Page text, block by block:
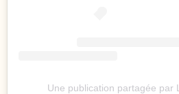
Une publication partagée par